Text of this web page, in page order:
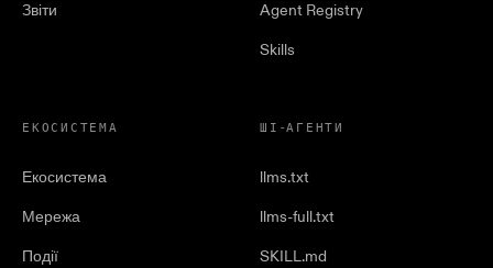
Звіти Agent Registry
Skills
ЕКОСИСТЕМА
Екосистема
Мережа
Події
ШІ-АГЕНТИ
llms.txt
llms-full.txt
SKILL.md